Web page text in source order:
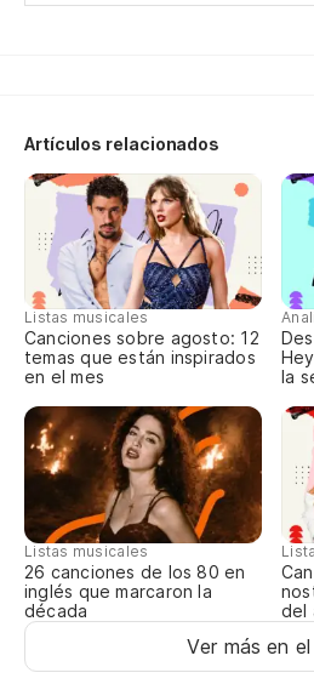
Artículos relacionados
Listas musicales
Canciones sobre agosto: 12
temas que están inspirados
en el mes
la
Listas musicales
26 canciones de los 80 en
inglés que marcaron la
década
del
Ver más en